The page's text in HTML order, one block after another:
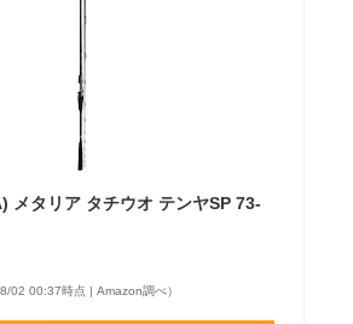
メタリア タチウオ テンヤSP 73-
02 00:37時点 | Amazon調べ）